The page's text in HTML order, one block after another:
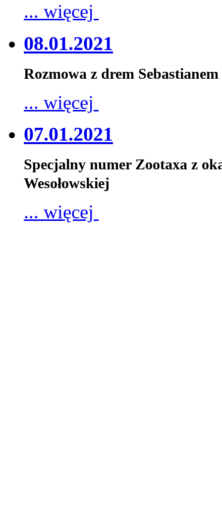
... więcej
08.01.2021
Rozmowa z drem
... więcej
07.01.2021
Specjalny numer Zootaxa z
Wesołowskiej
... więcej